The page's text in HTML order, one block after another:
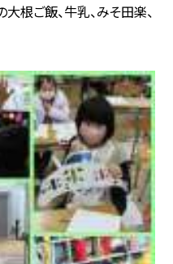
根ご飯、牛乳、みそ田楽、